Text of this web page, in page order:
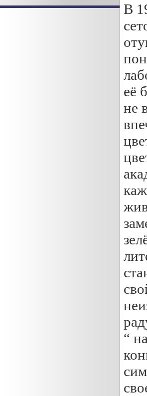
В
её
не
“